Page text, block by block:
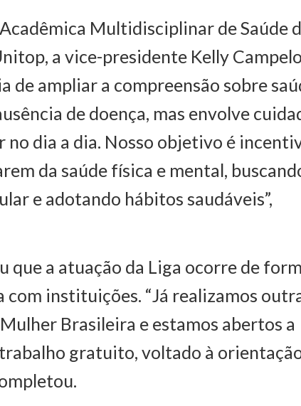
Multidisciplinar de Saúde
a vice-presidente Kelly
de ampliar a compreensão sobre
de doença, mas envolve
no dia a dia. Nosso objetivo é
da saúde física e mental,
e adotando hábitos saudáveis”,
que a atuação da Liga ocorre de
com instituições. “Já realizamos
Brasileira e estamos abertos a
gratuito, voltado à